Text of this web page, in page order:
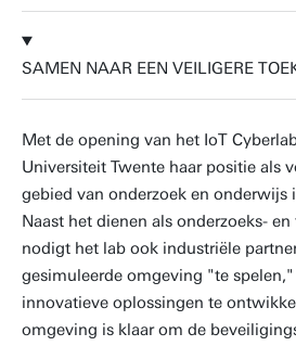
SAMEN NAAR EEN VEILIGERE
Met de opening van het IoT
Universiteit Twente haar positie als
gebied van onderzoek en onderwijs
Naast het dienen als onderzoeks-
nodigt het lab ook industriële
gesimuleerde omgeving "te spelen,"
innovatieve oplossingen te
omgeving is klaar om de